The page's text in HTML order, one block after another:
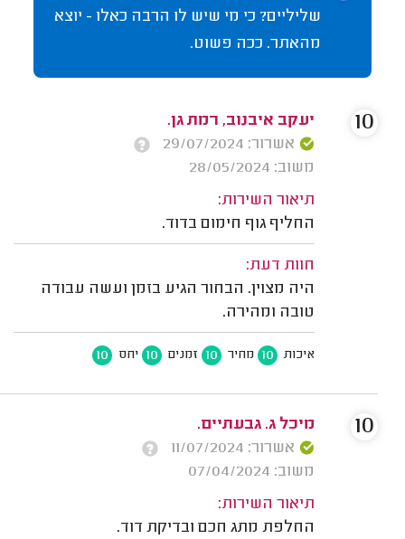
שליליים? כי מי שיש לו הרבה כאלו - יוצא
מהאתר. ככה פשוט.
יעקב איבנוב, רמת גן.
אשרור: 29/07/2024
משוב: 28/05/2024
תיאור השירות:
החליף גוף חימום בדוד.
חוות דעת:
היה מצוין. הבחור הגיע בזמן ועשה עבודה
טובה ומהירה.
איכות 10 מחיר 10 זמנים 10 יחס 10
10
מיכל ג. גבעתיים.
אשרור: 11/07/2024
משוב: 07/04/2024
תיאור השירות:
החלפת מתג חכם ובדיקת דוד.
10